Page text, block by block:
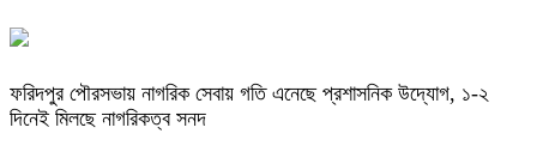
ফরিদপুর পৌরসভায় নাগরিক সেবায় গতি এনেছে প্রশাসনিক উদ্যোগ, ১-২
দিনেই মিলছে নাগরিকত্ব সনদ